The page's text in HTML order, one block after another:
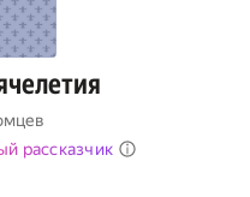
рассказчик